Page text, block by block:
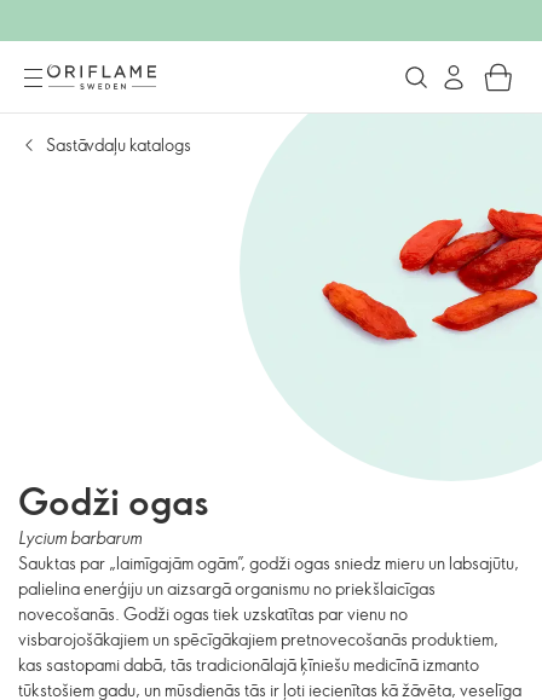
Sastāvdaļu katalogs
Godži ogas
Lycium barbarum
Sauktas par „laimīgajām ogām”, godži ogas sniedz mieru un labsajūtu,
palielina enerģiju un aizsargā organismu no priekšlaicīgas
novecošanās. Godži ogas tiek uzskatītas par vienu no
visbarojošākajiem un spēcīgākajiem pretnovecošanās produktiem,
kas sastopami dabā, tās tradicionālajā ķīniešu medicīnā izmanto
tūkstošiem gadu, un mūsdienās tās ir ļoti iecienītas kā žāvēta, veselīga